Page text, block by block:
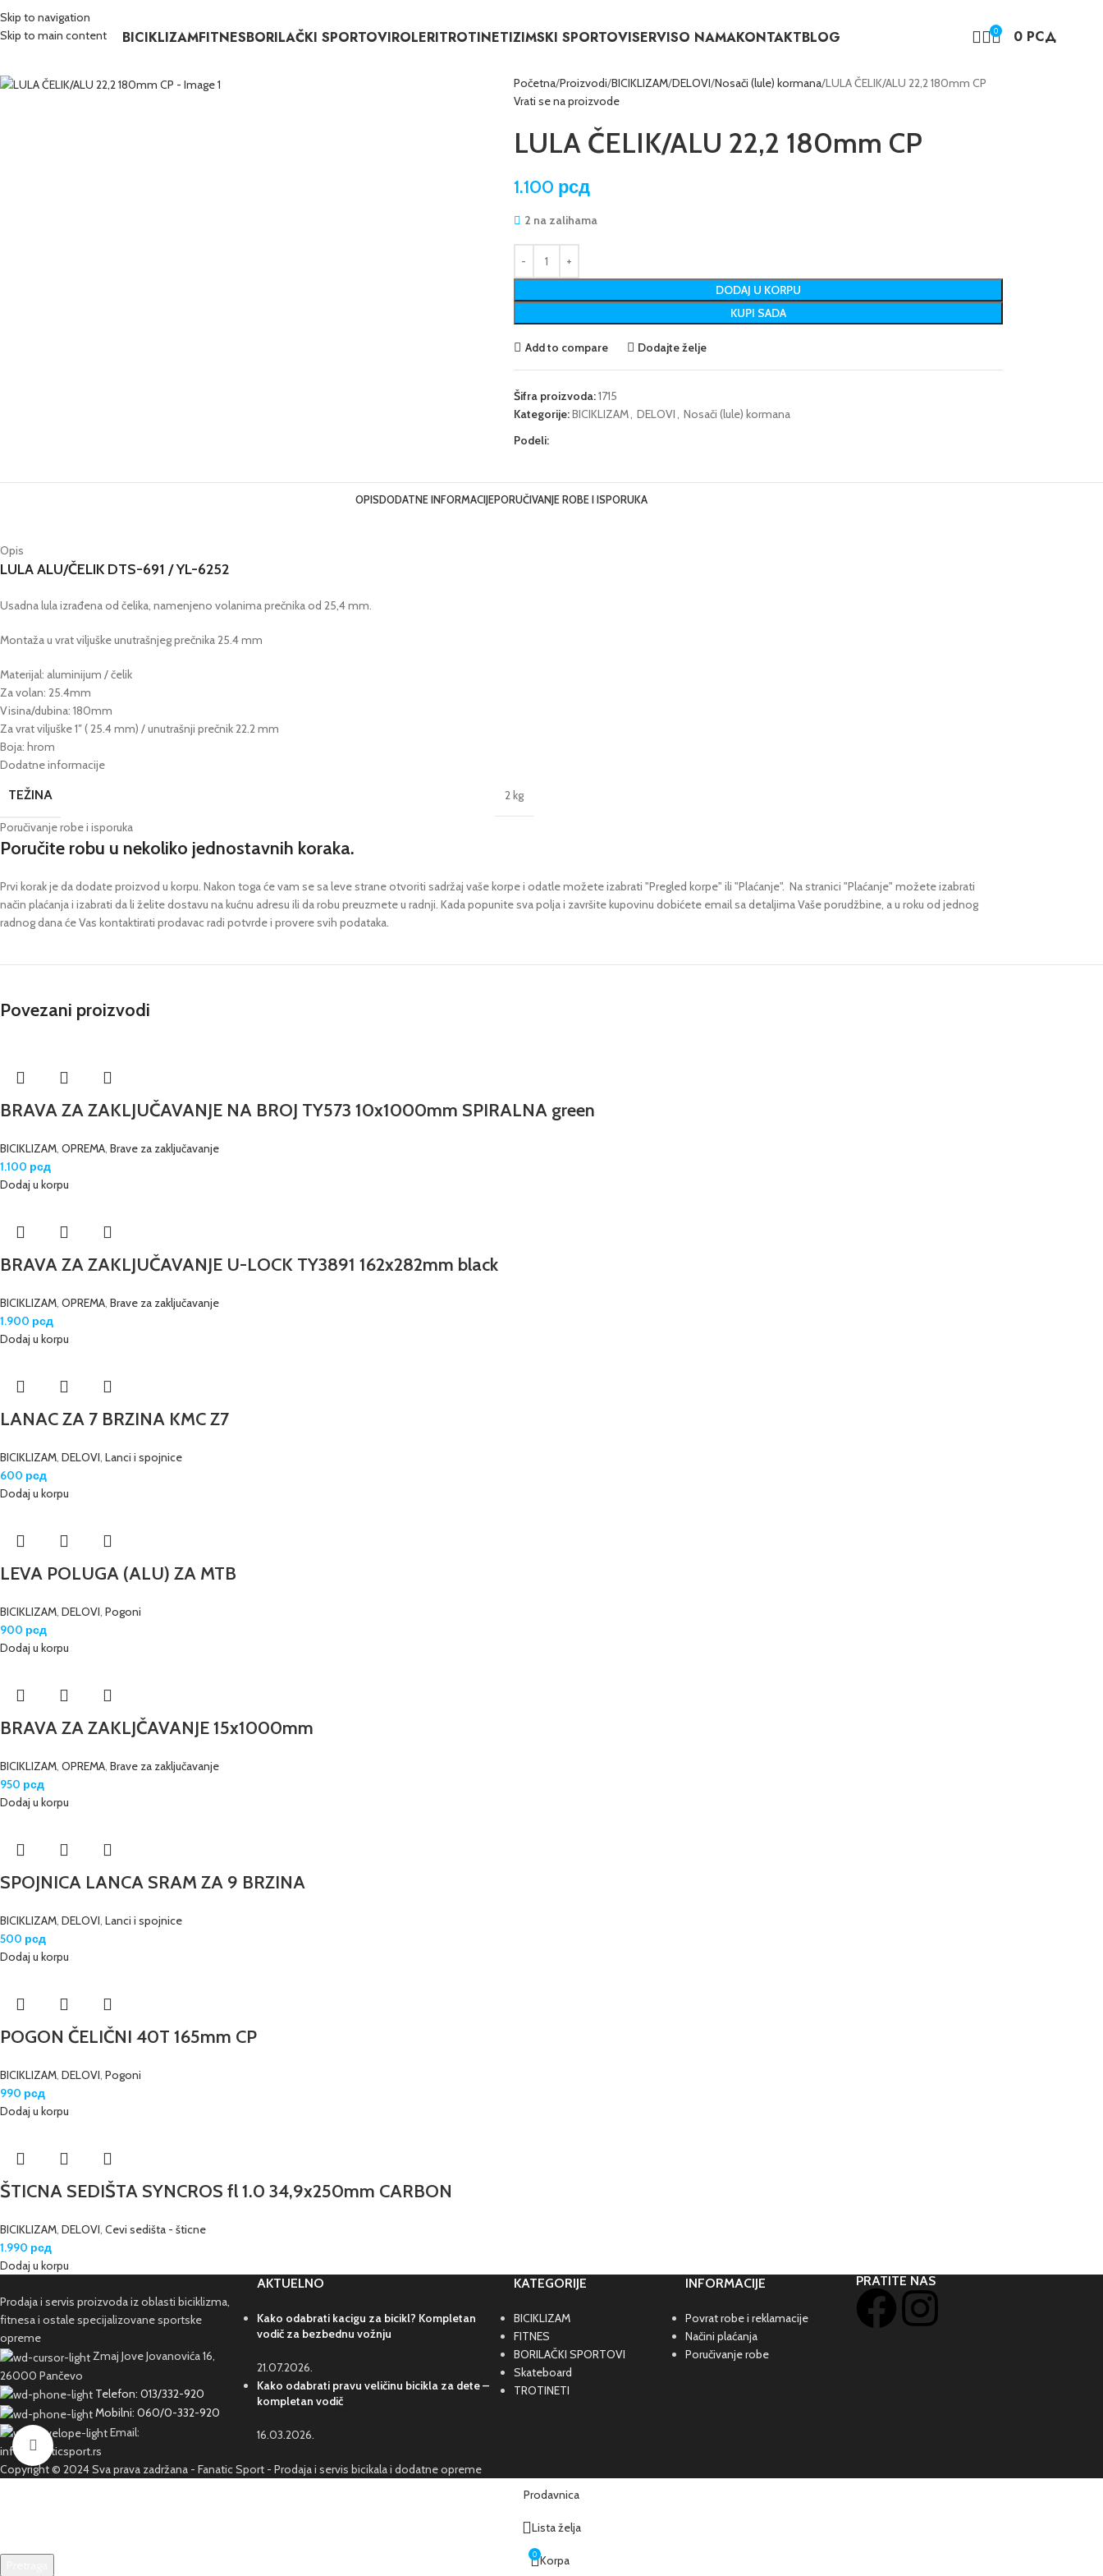
Skip to navigation
Skip to main content
BICIKLIZAMFITNESBORILAČKI SPORTOVIROLERITROTINETIZIMSKI SPORTOVISERVISO NAMAKONTAKTBLOG 0 0 РСД
Kliknite da poveća sliku
Početna Proizvodi BICIKLIZAM DELOVI Nosači (lule) kormana LULA ČELIK/ALU 22,2 180mm CP
Vrati se na proizvode
LULA ČELIK/ALU 22,2 180mm CP
1.100 рсд
2 na zalihama
DODAJ U KORPU
KUPI SADA
Add to compare Dodajte želje
Šifra proizvoda:1715
Kategorije:BICIKLIZAM, DELOVI, Nosači (lule) kormana
Podeli:
OPISDODATNE INFORMACIJEPORUČIVANJE ROBE I ISPORUKA
Opis
LULA ALU/ČELIK DTS-691 / YL-6252
Usadna lula izrađena od čelika, namenjeno volanima prečnika od 25,4 mm.
Montaža u vrat viljuške unutrašnjeg prečnika 25.4 mm
Materijal: aluminijum / čelik
Za volan: 25.4mm
Visina/dubina: 180mm
Za vrat viljuške 1″ ( 25.4 mm) / unutrašnji prečnik 22.2 mm
Boja: hrom
Dodatne informacije
TEŽINA 2 kg
Poručivanje robe i isporuka
Poručite robu u nekoliko jednostavnih koraka.
Prvi korak je da dodate proizvod u korpu. Nakon toga će vam se sa leve strane otvoriti sadržaj vaše korpe i odatle možete izabrati "Pregled korpe" ili "Plaćanje". Na stranici "Plaćanje" možete izabrati
način plaćanja i izabrati da li želite dostavu na kućnu adresu ili da robu preuzmete u radnji. Kada popunite sva polja i završite kupovinu dobićete email sa detaljima Vaše porudžbine, a u roku od jednog
radnog dana će Vas kontaktirati prodavac radi potvrde i provere svih podataka.
Povezani proizvodi
BRAVA ZA ZAKLJUČAVANJE NA BROJ TY573 10x1000mm SPIRALNA green
BICIKLIZAM, OPREMA, Brave za zaključavanje
1.100 рсд
Dodaj u korpu
BRAVA ZA ZAKLJUČAVANJE U-LOCK TY3891 162x282mm black
BICIKLIZAM, OPREMA, Brave za zaključavanje
1.900 рсд
Dodaj u korpu
LANAC ZA 7 BRZINA KMC Z7
BICIKLIZAM, DELOVI, Lanci i spojnice
600 рсд
Dodaj u korpu
LEVA POLUGA (ALU) ZA MTB
BICIKLIZAM, DELOVI, Pogoni
900 рсд
Dodaj u korpu
BRAVA ZA ZAKLJČAVANJE 15x1000mm
BICIKLIZAM, OPREMA, Brave za zaključavanje
950 рсд
Dodaj u korpu
SPOJNICA LANCA SRAM ZA 9 BRZINA
BICIKLIZAM, DELOVI, Lanci i spojnice
500 рсд
Dodaj u korpu
POGON ČELIČNI 40T 165mm CP
BICIKLIZAM, DELOVI, Pogoni
990 рсд
Dodaj u korpu
ŠTICNA SEDIŠTA SYNCROS fl 1.0 34,9x250mm CARBON
BICIKLIZAM, DELOVI, Cevi sedišta - šticne
1.990 рсд
Dodaj u korpu
Prodaja i servis proizvoda iz oblasti biciklizma,
fitnesa i ostale specijalizovane sportske
opreme
Zmaj Jove Jovanovića 16,
26000 Pančevo
Telefon: 013/332-920
Mobilni: 060/0-332-920
Email:
info@fanaticsport.rs
AKTUELNO
Kako odabrati kacigu za bicikl? Kompletan
vodič za bezbednu vožnju
21.07.2026.
Kako odabrati pravu veličinu bicikla za dete –
kompletan vodič
16.03.2026.
KATEGORIJE
BICIKLIZAM
FITNES
BORILAČKI SPORTOVI
Skateboard
TROTINETI
INFORMACIJE
Povrat robe i reklamacije
Načini plaćanja
Poručivanje robe
PRATITE NAS
Copyright © 2024 Sva prava zadržana - Fanatic Sport - Prodaja i servis bicikala i dodatne opreme
Prodavnica
Lista želja
0 Korpa